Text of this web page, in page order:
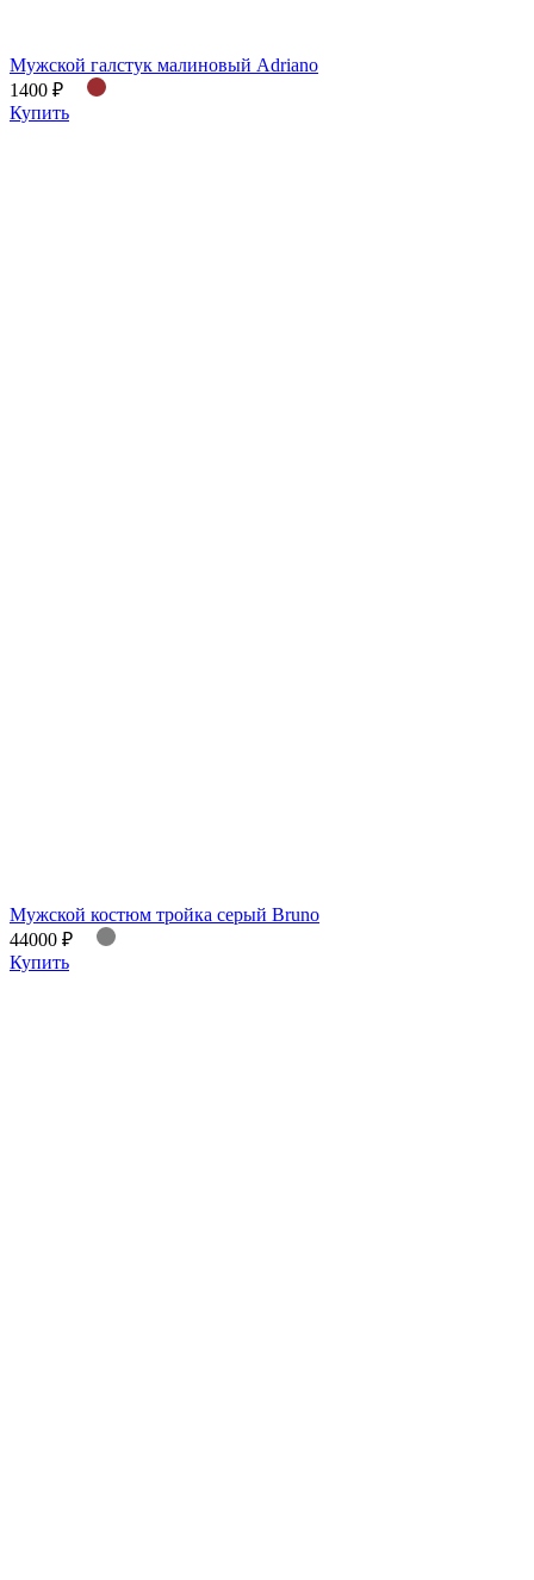
Мужской галстук малиновый Adriano
1400 ₽
Купить
Мужской костюм тройка серый Bruno
44000 ₽
Купить